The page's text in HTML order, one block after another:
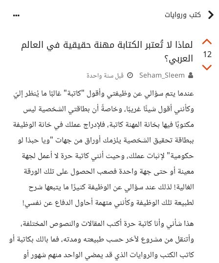
كتب وروايات
12
لماذا لا تُعتبر الكتابة مهنة حقيقية في العالم
العربي؟
قبل سنة واحدة
عندما يتم سؤالي عن وظيفتي وأقول "كاتبة" غالبًا ما يُنظر إليّ
وكأنني أقول شيئًا غريبًا، وخاصةً أن بطاقتي الشخصية ليس
مكتوبًا فيها بخانة المهنة كاتبة، فلإدراج عملك في خانة الوظيفة
ببطاقة تحقيق الشخصية يلزمك أوراق من جهات "ويا حبذا لو
حكومية" لإثبات عملك، وحيث أنني كاتبة حرة لا أعمل لجهة
معينة أو حتى جهة واحدة فصعب الحصول على تلك الورقة
الغالية! لذلك عند سؤالي عن الوظيفة كثيرًا ما يتبعها شرح
لطبيعة تلك الوظيفة وكأنني متهمة أحاول الدفاع عن نفسي!
هذا شأني وأنا كاتبة حرة أكتب المقالات والنصوص المختلفة،
وأتنقل من مشروع لآخر حسب طبيعته ومدته، فما بالك بكاتبة أو
كاتب الكتب والروايات الذي قد يمضي الواحد منهم شهور أو